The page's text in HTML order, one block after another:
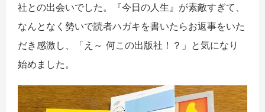
社との出会いでした。『今日の人生』が素敵すぎて、
なんとなく勢いで読者ハガキを書いたらお返事をいた
だき感激し、「え～ 何この出版社！？」と気になり
始めました。